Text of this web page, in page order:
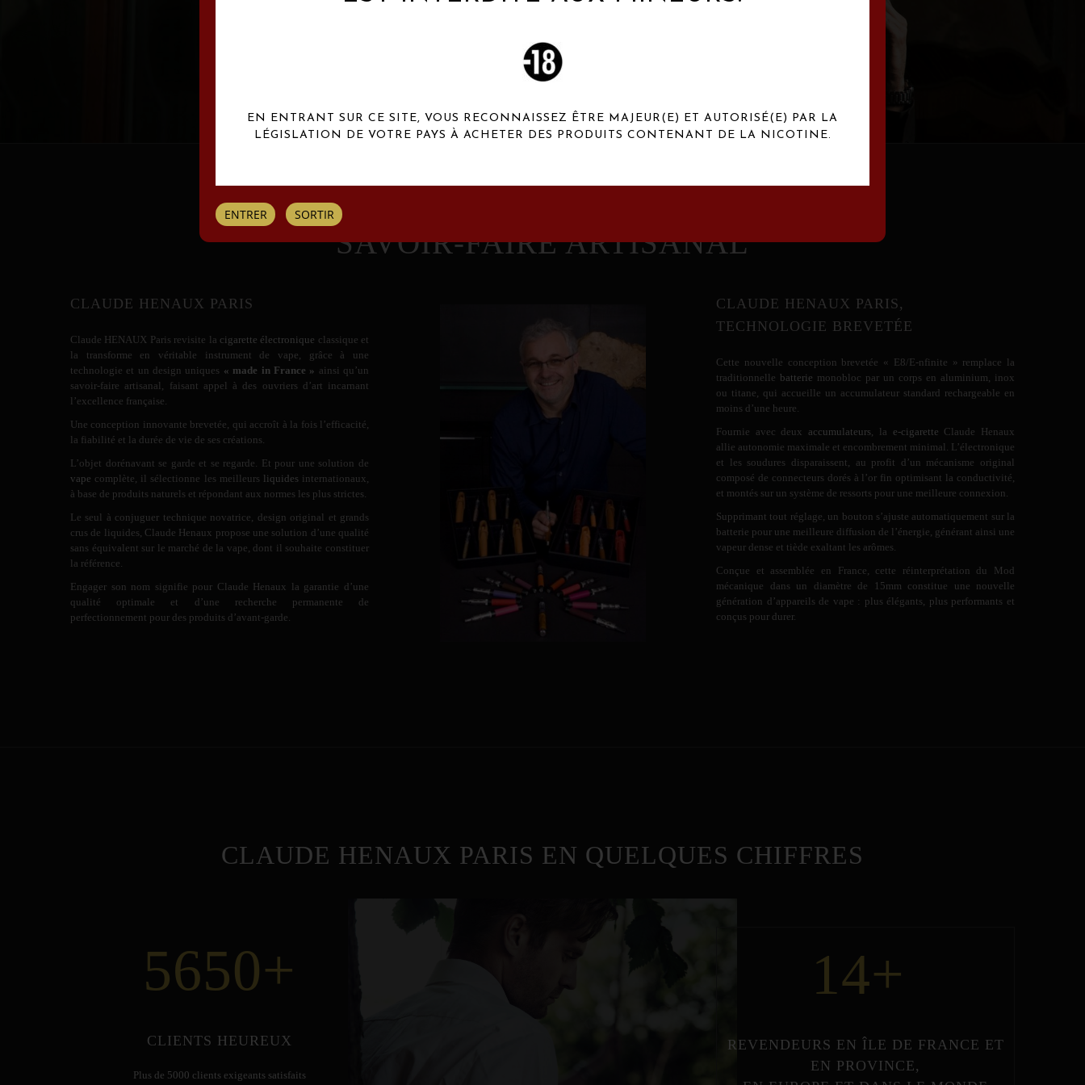
SAVOIR-FAIRE ARTISANAL
CLAUDE HENAUX PARIS
Claude HENAUX Paris revisite la cigarette électronique classique et
la transforme en véritable instrument de vape, grâce à une
technologie et un design uniques « made in France » ainsi qu’un
savoir-faire artisanal, faisant appel à des ouvriers d’art incarnant
l’excellence française.
Une conception innovante brevetée, qui accroît à la fois l’efficacité,
la fiabilité et la durée de vie de ses créations.
L’objet dorénavant se garde et se regarde. Et pour une solution de
vape complète, il sélectionne les meilleurs liquidesinternationaux,
à base de produits naturels et répondant aux normes les plus strictes.
Le seul à conjuguer technique novatrice, design original et grands
crus de liquides, Claude Henaux propose une solution d’une qualité
sans équivalent sur le marché de la vape, dont il souhaite constituer
la référence.
Engager son nom signifie pour Claude Henaux la garantie d’une
qualité optimale et d’une recherche permanente de
perfectionnement pour des produits d’avant-garde.
CLAUDE HENAUX PARIS,
TECHNOLOGIE BREVETÉE
Cette nouvelle conception brevetée « E8/E-nfinite » remplace la
traditionnelle batterie monobloc par un corps en aluminium, inox
ou titane, qui accueille un accumulateur standard rechargeable en
moins d’une heure.
Fournie avec deux accumulateurs , la e-cigarette Claude Henaux
allie autonomie maximale et encombrement minimal. L’électronique
et les soudures disparaissent, au profit d’un mécanisme original
composé de connecteurs dorés à l’or fin optimisant la conductivité,
et montés sur un système de ressorts pour une meilleure connexion.
Supprimant tout réglage, un bouton s’ajuste automatiquement sur la
batterie pour une meilleure diffusion de l’énergie, générant ainsi une
vapeur dense et tiède exaltant les arômes.
Conçue et assemblée en France, cette réinterprétation du Mod
mécanique dans un diamètre de 15mm constitue une nouvelle
génération d’appareils de vape : plus élégants, plus performants et
conçus pour durer.
CLAUDE HENAUX PARIS EN QUELQUES CHIFFRES
5650+
CLIENTS HEUREUX
Plus de 5000 clients exigeants satisfaits
14+
REVENDEURS EN ÎLE DE FRANCE ET
EN PROVINCE,
EN ENTRANT SUR CE SITE, VOUS RECONNAISSEZ ÊTRE MAJEUR(E) ET AUTORISÉ(E) PAR LA
LÉGISLATION DE VOTRE PAYS À ACHETER DES PRODUITS CONTENANT DE LA NICOTINE.
ENTRER SORTIR